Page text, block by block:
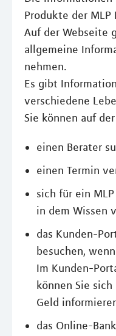
Produkte der MLP
Auf der Webseite
allgemeine
nehmen.
Es gibt
verschiedene
Sie können auf
einen Berater
einen Termin
sich für ein
in dem Wissen
das Kunden-
besuchen,
Im Kunden-
können Sie
Geld
das Online-